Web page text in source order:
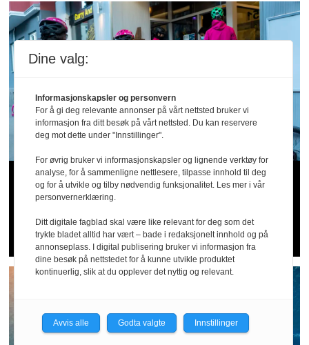
Arbeidstilsynet hos Wolt og
Foodora: – Tyder på sosial
dumping og utnytting
Dine valg:
Informasjonskapsler og personvern
For å gi deg relevante annonser på vårt nettsted bruker vi
informasjon fra ditt besøk på vårt nettsted. Du kan reservere
deg mot dette under "Innstillinger".
For øvrig bruker vi informasjonskapsler og lignende verktøy for
analyse, for å sammenligne nettlesere, tilpasse innhold til deg
og for å utvikle og tilby nødvendig funksjonalitet. Les mer i vår
personvernerklæring.
Ditt digitale fagblad skal være like relevant for deg som det
trykte bladet alltid har vært – bade i redaksjonelt innhold og på
annonseplass. I digital publisering bruker vi informasjon fra
dine besøk på nettstedet for å kunne utvikle produktet
kontinuerlig, slik at du opplever det nyttig og relevant.
Avvis alle Godta valgte Innstillinger